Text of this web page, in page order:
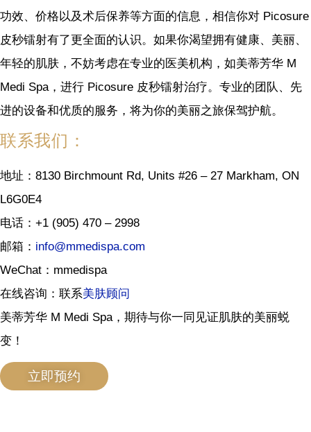
功效、价格以及术后保养等方面的信息，相信你对 Picosure
皮秒镭射有了更全面的认识。如果你渴望拥有健康、美丽、
年轻的肌肤，不妨考虑在专业的医美机构，如美蒂芳华 M
Medi Spa，进行 Picosure 皮秒镭射治疗。专业的团队、先
进的设备和优质的服务，将为你的美丽之旅保驾护航。
联系我们：
地址：8130 Birchmount Rd, Units #26 – 27 Markham, ON
L6G0E4
电话：+1 (905) 470 – 2998
邮箱： info@mmedispa.com
WeChat：mmedispa
在线咨询：联系美肤顾问
美蒂芳华 M Medi Spa，期待与你一同见证肌肤的美丽蜕
变！
立即预约